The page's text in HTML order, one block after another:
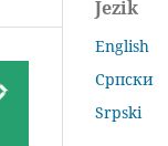
Jezik
English
Српски
Srpski